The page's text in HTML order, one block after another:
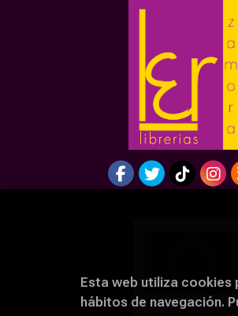
Esta web utiliza cookies
hábitos de navegación.